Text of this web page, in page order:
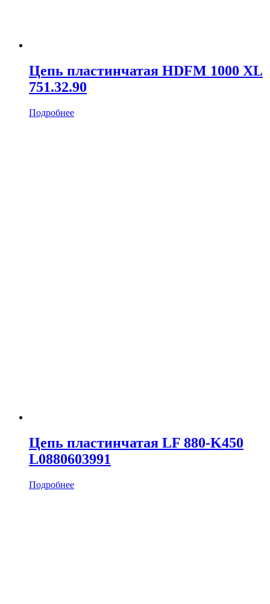
Цепь пластинчатая HDFM 1000 XL
751.32.90
Подробнее
Цепь пластинчатая LF 880-K450
L0880603991
Подробнее